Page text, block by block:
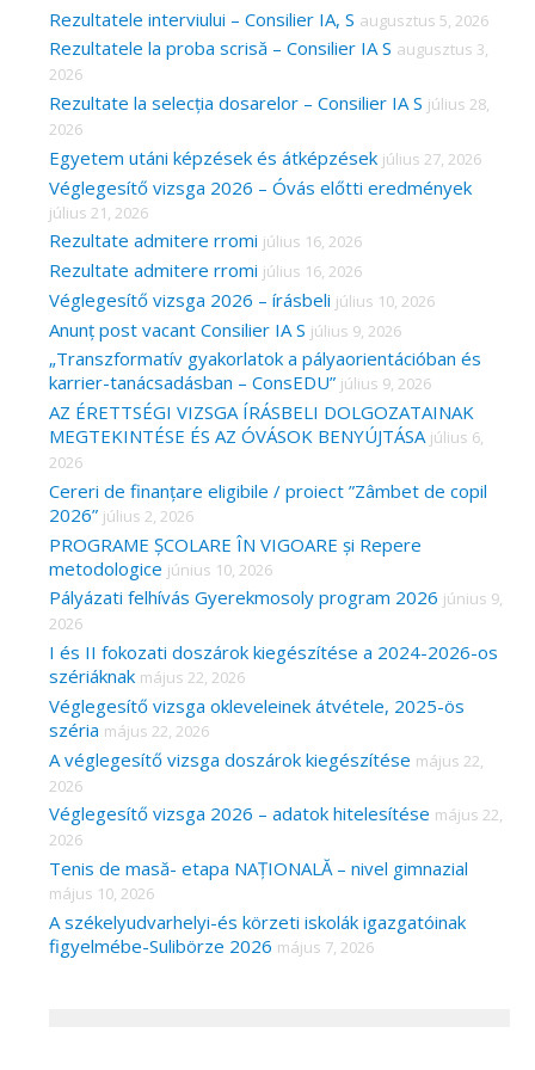
c
h
f
o
r
:
Rezultatele interviului – Consilier IA, S augusztus 5, 2026
Rezultatele la proba scrisă – Consilier IA S augusztus 3,
2026
Rezultate la selecția dosarelor – Consilier IA S július 28,
2026
Egyetem utáni képzések és átképzések július 27, 2026
Véglegesítő vizsga 2026 – Óvás előtti eredmények
július 21, 2026
Rezultate admitere rromi július 16, 2026
Rezultate admitere rromi július 16, 2026
Véglegesítő vizsga 2026 – írásbeli július 10, 2026
Anunț post vacant Consilier IA S július 9, 2026
„Transzformatív gyakorlatok a pályaorientációban és
karrier-tanácsadásban – ConsEDU” július 9, 2026
AZ ÉRETTSÉGI VIZSGA ÍRÁSBELI DOLGOZATAINAK
MEGTEKINTÉSE ÉS AZ ÓVÁSOK BENYÚJTÁSA július 6,
2026
Cereri de finanțare eligibile / proiect ”Zâmbet de copil
2026” július 2, 2026
PROGRAME ȘCOLARE ÎN VIGOARE și Repere
metodologice június 10, 2026
Pályázati felhívás Gyerekmosoly program 2026 június 9,
2026
I és II fokozati doszárok kiegészítése a 2024-2026-os
szériáknak május 22, 2026
Véglegesítő vizsga okleveleinek átvétele, 2025-ös
széria május 22, 2026
A véglegesítő vizsga doszárok kiegészítése május 22,
2026
Véglegesítő vizsga 2026 – adatok hitelesítése május 22,
2026
Tenis de masă- etapa NAȚIONALĂ – nivel gimnazial
május 10, 2026
A székelyudvarhelyi-és körzeti iskolák igazgatóinak
figyelmébe-Sulibörze 2026 május 7, 2026